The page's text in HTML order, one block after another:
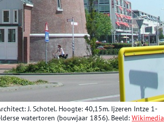
J. Schotel. Hoogte: 40,15m. Ijzeren Intze 1-
watertoren (bouwjaar 1856). Beeld: Wikimedia